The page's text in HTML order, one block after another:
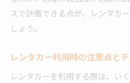
スで計画できる点が、レンタカ
しょう。
レンタカー利用時の注意点と
レンタカーを利用する際は、い